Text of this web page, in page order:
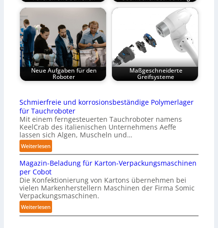
Neue Aufgaben für den
Roboter
Maßgeschneiderte
Greifsysteme
Schmierfreie und korrosionsbeständige Polymerlager
für Tauchroboter
Mit einem ferngesteuerten Tauchroboter namens
KeelCrab des italienischen Unternehmens Aeffe
lassen sich Algen, Muscheln und…
Weiterlesen:
S
c
h
m
i
e
r
Magazin-Beladung für Karton-Verpackungsmaschinen
per Cobot
Die Konfektionierung von Kartons übernehmen bei
vielen Markenherstellern Maschinen der Firma Somic
Verpackungsmaschinen.
Weiterlesen:
M